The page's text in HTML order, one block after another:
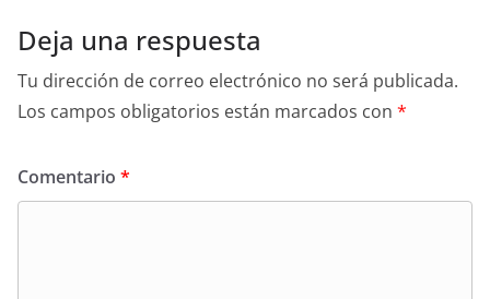
Deja una respuesta
Tu dirección de correo electrónico no será publicada.
Los campos obligatorios están marcados con *
Comentario *